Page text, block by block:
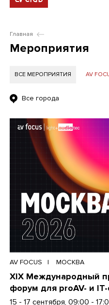
Главная
Мероприятия
ВСЕ МЕРОПРИЯТИЯ AV
Все города
AV FOCUS МОСКВА
XIX Международный
форум для proAV- и
15 - 17 сентября, 09:00 -